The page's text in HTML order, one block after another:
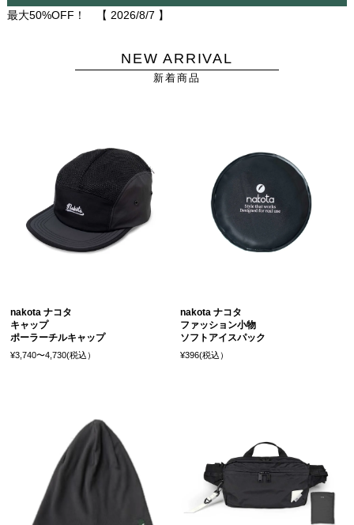
最大50%OFF！ 【 2026/8/7 】
NEW ARRIVAL
新着商品
nakota ナコタ
キャップ
ポーラーチルキャップ
¥3,740〜4,730(税込）
nakota ナコタ
ファッション小物
ソフトアイスパック
¥396(税込）